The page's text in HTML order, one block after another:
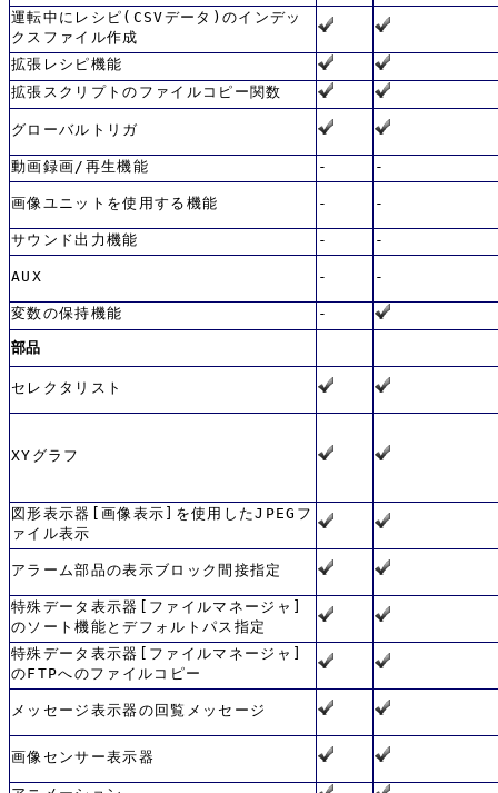
運転中にレシピ(CSVデータ)のインデッ
クスファイル作成
拡張レシピ機能
拡張スクリプトのファイルコピー関数
グローバルトリガ
動画録画/再生機能 - -
画像ユニットを使用する機能 - -
サウンド出力機能 - -
AUX - -
変数の保持機能 -
部品
セレクタリスト
XYグラフ
図形表示器[画像表示]を使用したJPEGフ
ァイル表示
アラーム部品の表示ブロック間接指定
特殊データ表示器[ファイルマネージャ]
のソート機能とデフォルトパス指定
特殊データ表示器[ファイルマネージャ]
のFTPへのファイルコピー
メッセージ表示器の回覧メッセージ
画像センサー表示器